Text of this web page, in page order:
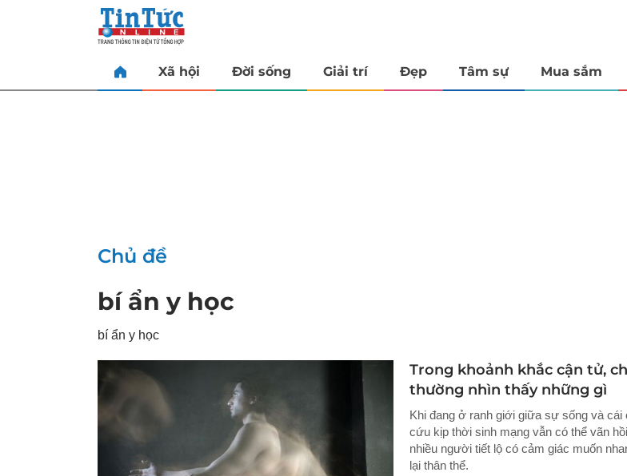
Xã hội Đời sống Giải trí Đẹp Tâm sự Mua sắm
Chủ đề
bí ẩn y học
bí ẩn y học
Trong khoảnh khắc cận tử,
thường nhìn thấy những gì
Khi đang ở ranh giới giữa sự sống và cái
cứu kịp thời sinh mạng vẫn có thể vãn
nhiều người tiết lộ có cảm giác muốn
lại thân thể.